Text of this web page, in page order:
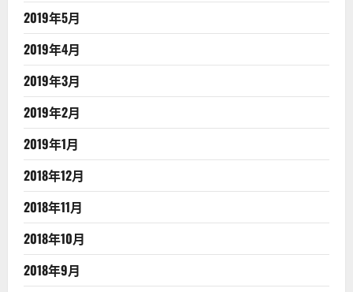
2019年5月
2019年4月
2019年3月
2019年2月
2019年1月
2018年12月
2018年11月
2018年10月
2018年9月